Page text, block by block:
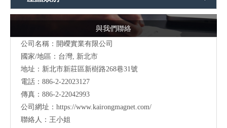
與我們聯絡
公司名稱：開嶸實業有限公司
國家/地區：台灣, 新北市
地址： 新北市新莊區新樹路268巷31號
電話：886-2-22023127
傳真：886-2-22042993
公司網址： https://www.kairongmagnet.com/
聯絡人：王小姐